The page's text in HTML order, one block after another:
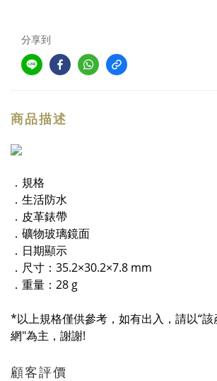
分享到
商品描述
．規格
．生活防水
．皮革錶帶
．礦物玻璃鏡面
．日期顯示
．尺寸：35.2×30.2×7.8 mm
．重量：28 g
*以上規格僅供參考，如有出入，請以“
網"為主，謝謝!
顧客評價